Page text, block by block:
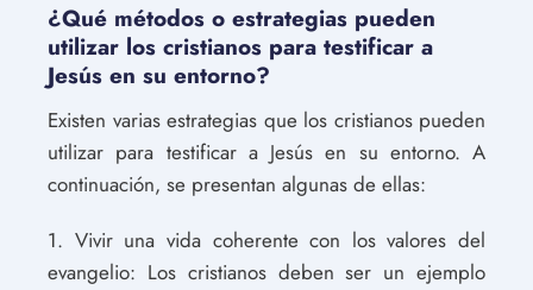
¿Qué métodos o estrategias pueden
utilizar los cristianos para testificar a
Jesús en su entorno?
Existen varias estrategias que los cristianos pueden
utilizar para testificar a Jesús en su entorno. A
continuación, se presentan algunas de ellas:
1. Vivir una vida coherente con los valores del
evangelio: Los cristianos deben ser un ejemplo